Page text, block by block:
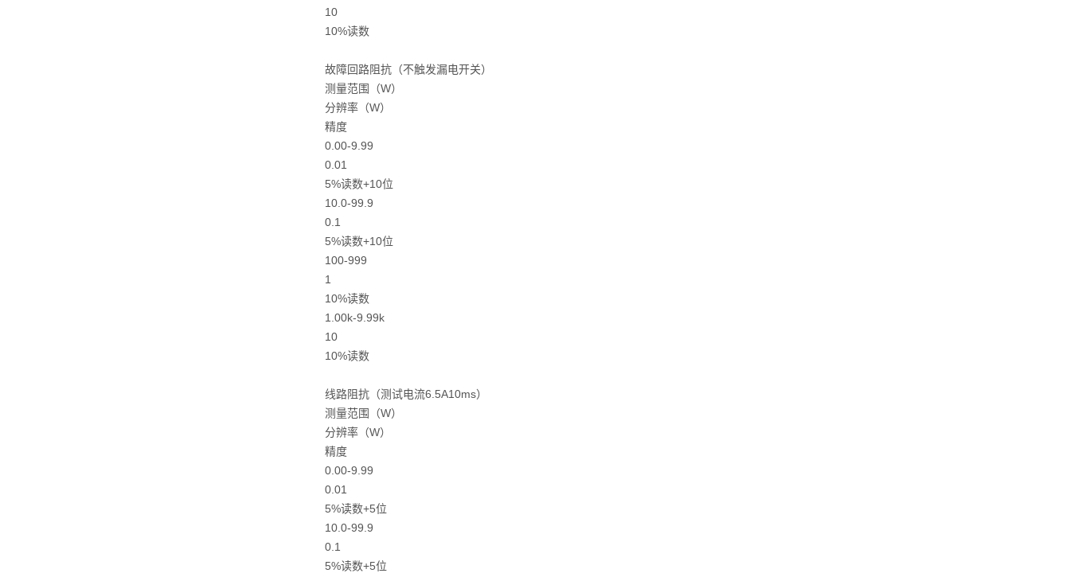
10
10%读数
故障回路阻抗（不触发漏电开关）
测量范围（W）
分辨率（W）
精度
0.00-9.99
0.01
5%读数+10位
10.0-99.9
0.1
5%读数+10位
100-999
1
10%读数
1.00k-9.99k
10
10%读数
线路阻抗（测试电流6.5A10ms）
测量范围（W）
分辨率（W）
精度
0.00-9.99
0.01
5%读数+5位
10.0-99.9
0.1
5%读数+5位